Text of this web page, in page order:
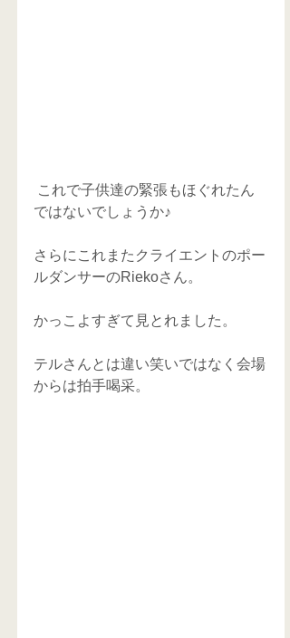
ではないでしょうか♪
さらにこれまたクライエントのポー
ルダンサーのRiekoさん。
かっこよすぎて見とれました。
テルさんとは違い笑いではなく会場
からは拍手喝采。